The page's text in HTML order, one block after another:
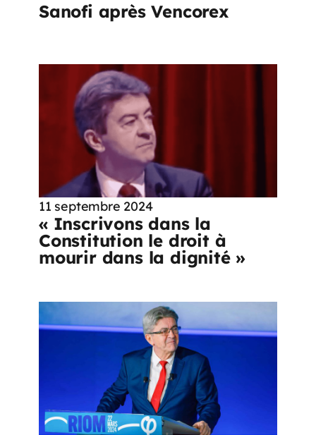
Sanofi après Vencorex
11 septembre 2024
« Inscrivons dans la
Constitution le droit à
mourir dans la dignité »